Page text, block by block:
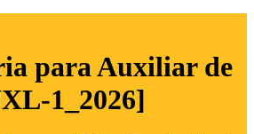
para Auxiliar de
1_2026]